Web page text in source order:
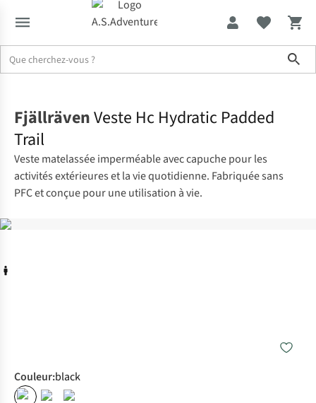
FjällrävenVeste Hc Hydratic Padded
Trail
Veste matelassée imperméable avec capuche pour les
activités extérieures et la vie quotidienne. Fabriquée sans
PFC et conçue pour une utilisation à vie.
Couleur:black